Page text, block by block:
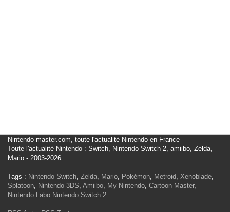
Nintendo-master.com, toute l'actualité Nintendo en France
Toute l'actualité Nintendo : Switch, Nintendo Switch 2, amiibo, Zelda,
Mario - 2003-2026
Tags : Nintendo Switch, Zelda, Mario, Pokémon, Metroid, Xenoblade,
Splatoon, Nintendo 3DS, Amiibo, My Nintendo, Cartoon Master,
Nintendo Labo Nintendo Switch 2